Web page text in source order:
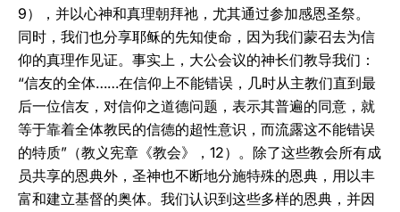
9），并以心神和真理朝拜祂，尤其通过参加感恩圣祭。
同时，我们也分享耶稣的先知使命，因为我们蒙召去为信
仰的真理作见证。事实上，大公会议的神长们教导我们：
“信友的全体……在信仰上不能错误，几时从主教们直到最
后一位信友，对信仰之道德问题，表示其普遍的同意，就
等于靠着全体教民的信德的超性意识，而流露这不能错误
的特质”（教义宪章《教会》，12）。除了这些教会所有成
员共享的恩典外，圣神也不断地分施特殊的恩典，用以丰
富和建立基督的奥体。我们认识到这些多样的恩典，并因